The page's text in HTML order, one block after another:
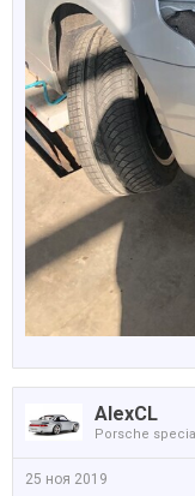
AlexCL
Porsche
25 ноя 2019